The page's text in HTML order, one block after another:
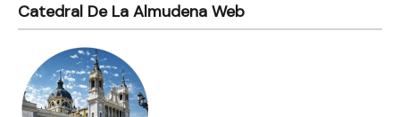
Catedral De La Almudena Web